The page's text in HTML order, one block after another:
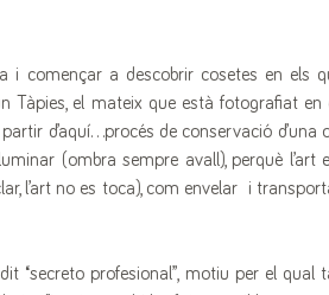
i començar a descobrir cosetes en els
Tàpies, el mateix que està fotografiat
d’aquí...procés de conservació d’una
(ombra sempre avall), perquè
l’art no es toca), com envelar  i
“secreto profesional”, motiu per el